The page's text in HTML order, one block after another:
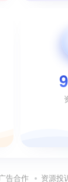
告合作 资源投